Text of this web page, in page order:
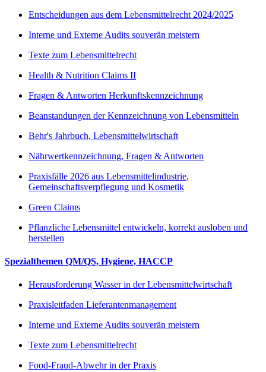
Entscheidungen aus dem Lebensmittelrecht 2024/2025
Interne und Externe Audits souverän meistern
Texte zum Lebensmittelrecht
Health & Nutrition Claims II
Fragen & Antworten Herkunftskennzeichnung
Beanstandungen der Kennzeichnung von Lebensmitteln
Behr's Jahrbuch, Lebensmittelwirtschaft
Nährwertkennzeichnung, Fragen & Antworten
Praxisfälle 2026 aus Lebensmittelindustrie,
Gemeinschaftsverpflegung und Kosmetik
Green Claims
Pflanzliche Lebensmittel entwickeln, korrekt ausloben und
herstellen
Spezialthemen QM/QS, Hygiene, HACCP
Herausforderung Wasser in der Lebensmittelwirtschaft
Praxisleitfaden Lieferantenmanagement
Interne und Externe Audits souverän meistern
Texte zum Lebensmittelrecht
Food-Fraud-Abwehr in der Praxis